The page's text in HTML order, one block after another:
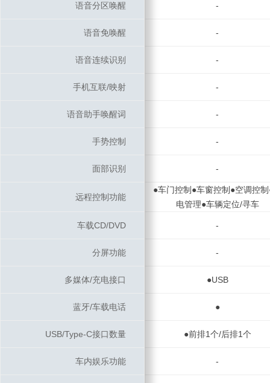
语音分区唤醒 -
语音免唤醒 -
语音连续识别 -
手机互联/映射 -
语音助手唤醒词 -
手势控制 -
面部识别 -
远程控制功能
●车门控制●车窗控制●空调控
电管理●车辆定位/寻车
车载CD/DVD -
分屏功能 -
多媒体/充电接口 ●USB
蓝牙/车载电话 ●
USB/Type-C接口数量 ●前排1个/后排1个
车内娱乐功能 -
语音分区唤醒
语音免唤醒
语音连续识别
手机互联/映射
语音助手唤醒词
手势控制
面部识别
远程控制功能
车载CD/DVD
分屏功能
多媒体/充电接口
蓝牙/车载电话
USB/Type-C接口数量
车内娱乐功能